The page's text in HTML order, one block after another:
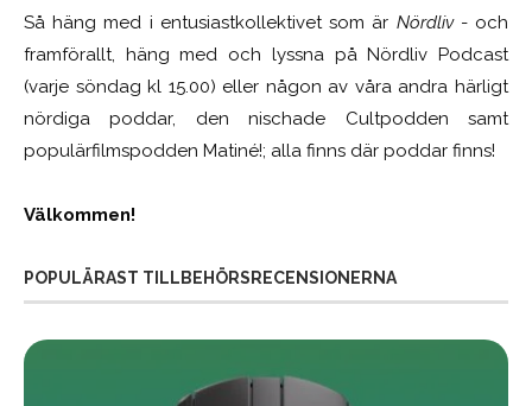
Så häng med i entusiastkollektivet som är Nördliv- och
framförallt, häng med och lyssna på Nördliv Podcast
(varje söndag kl 15.00) eller någon av våra andra härligt
nördiga poddar, den nischade Cultpodden samt
populärfilmspodden Matiné!; alla finns där poddar finns!
Välkommen!
POPULÄRAST TILLBEHÖRSRECENSIONERNA